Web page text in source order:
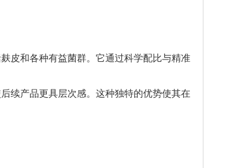
皮和各种有益菌群。它通过科学配比与精准
续产品更具层次感。这种独特的优势使其在